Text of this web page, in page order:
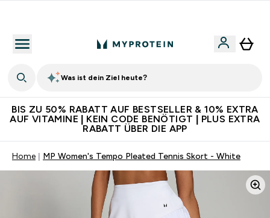
Was ist dein Ziel heute?
BIS ZU 50% RABATT AUF BESTSELLER & 10% EXTRA
AUF VITAMINE | KEIN CODE BENÖTIGT | PLUS EXTRA
RABATT ÜBER DIE APP
Home MP Women's Tempo Pleated Tennis Skort - White